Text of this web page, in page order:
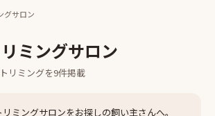
グサロン
リミングサロン
トリミングを9件掲載
ミングサロンをお探しの飼い主さんへ。